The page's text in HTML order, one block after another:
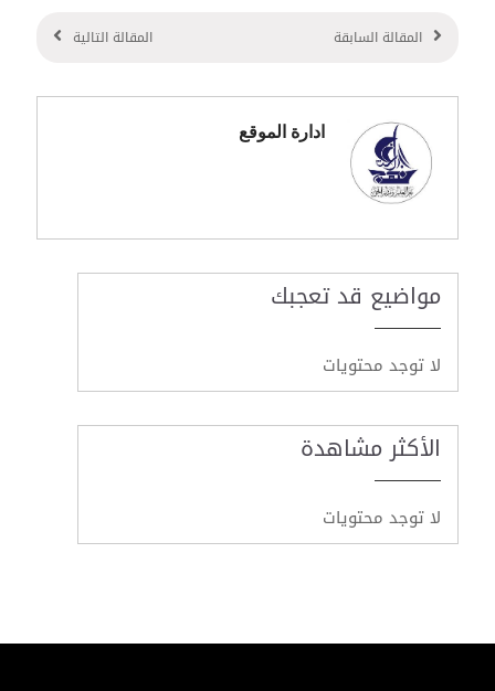
المقالة السابقة المقالة التالية
ادارة الموقع
مواضيع قد تعجبك
لا توجد محتويات
الأكثر مشاهدة
لا توجد محتويات